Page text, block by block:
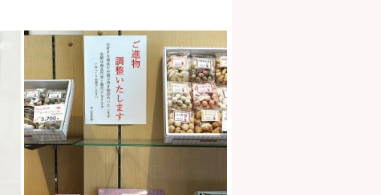
ご進物、お好みで詰め合わせい
たします。#青山但馬屋 #外苑
前 #おみやげ #手土産 #青
山物語 #銀...